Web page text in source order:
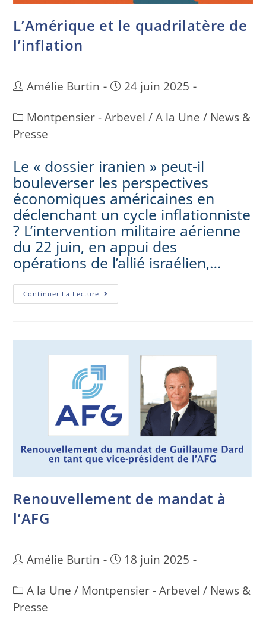
L’Amérique et le quadrilatère de
l’inflation
Amélie Burtin
24 juin 2025
Montpensier - Arbevel / A la Une / News &
Presse
Le « dossier iranien » peut-il
bouleverser les perspectives
économiques américaines en
déclenchant un cycle inflationniste
? L’intervention militaire aérienne
du 22 juin, en appui des
opérations de l’allié israélien,…
Continuer La Lecture
Renouvellement de mandat à
l’AFG
Amélie Burtin
18 juin 2025
A la Une / Montpensier - Arbevel / News &
Presse